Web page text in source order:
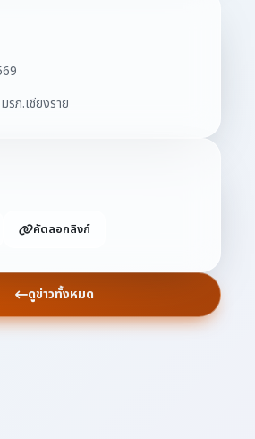
รภ.เชียงราย
คัดลอกลิงก์
ดูข่าวทั้งหมด